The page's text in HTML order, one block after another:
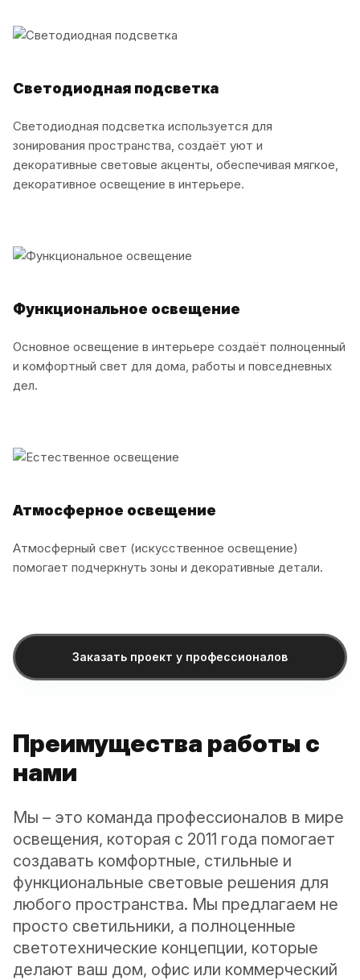
Светодиодная подсветка
Светодиодная подсветка используется для
зонирования пространства, создаёт уют и
декоративные световые акценты, обеспечивая мягкое,
декоративное освещение в интерьере.
Функциональное освещение
Основное освещение в интерьере создаёт полноценный
и комфортный свет для дома, работы и повседневных
дел.
Атмосферное освещение
Атмосферный свет (искусственное освещение)
помогает подчеркнуть зоны и декоративные детали.
Заказать проект у профессионалов
Преимущества работы с
нами
Мы – это команда профессионалов в мире
освещения, которая с 2011 года помогает
создавать комфортные, стильные и
функциональные световые решения для
любого пространства. Мы предлагаем не
просто светильники, а полноценные
светотехнические концепции, которые
делают ваш дом, офис или коммерческий